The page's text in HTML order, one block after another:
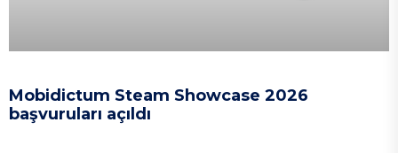
Mobidictum Steam Showcase 2026
başvuruları açıldı